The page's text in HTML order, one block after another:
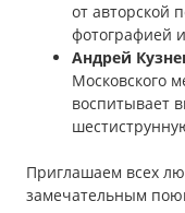
от авторской
фотографией
Андрей
Московского
воспитывает
Приглашаем всех
замечательным